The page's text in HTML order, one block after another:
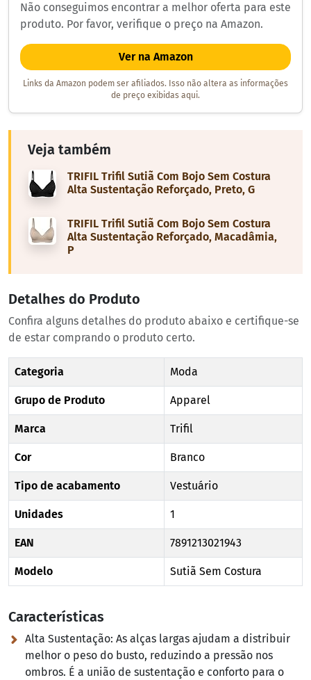
Não conseguimos encontrar a melhor oferta para este
produto. Por favor, verifique o preço na Amazon.
Ver na Amazon
Links da Amazon podem ser afiliados. Isso não altera as informações
de preço exibidas aqui.
Veja também
TRIFIL Trifil Sutiã Com Bojo Sem Costura
Alta Sustentação Reforçado, Preto, G
TRIFIL Trifil Sutiã Com Bojo Sem Costura
Alta Sustentação Reforçado, Macadâmia,
P
Detalhes do Produto
Confira alguns detalhes do produto abaixo e certifique-se
de estar comprando o produto certo.
Categoria Moda
Grupo de Produto Apparel
Marca Trifil
Cor Branco
Tipo de acabamento Vestuário
Unidades 1
EAN 7891213021943
Modelo Sutiã Sem Costura
Características
Alta Sustentação: As alças largas ajudam a distribuir
melhor o peso do busto, reduzindo a pressão nos
ombros. É a união de sustentação e conforto para o